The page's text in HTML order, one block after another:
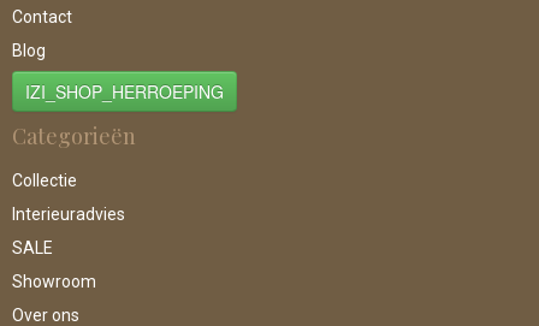
Contact
Blog
IZI_SHOP_HERROEPING
Categorieën
Collectie
Interieuradvies
SALE
Showroom
Over ons